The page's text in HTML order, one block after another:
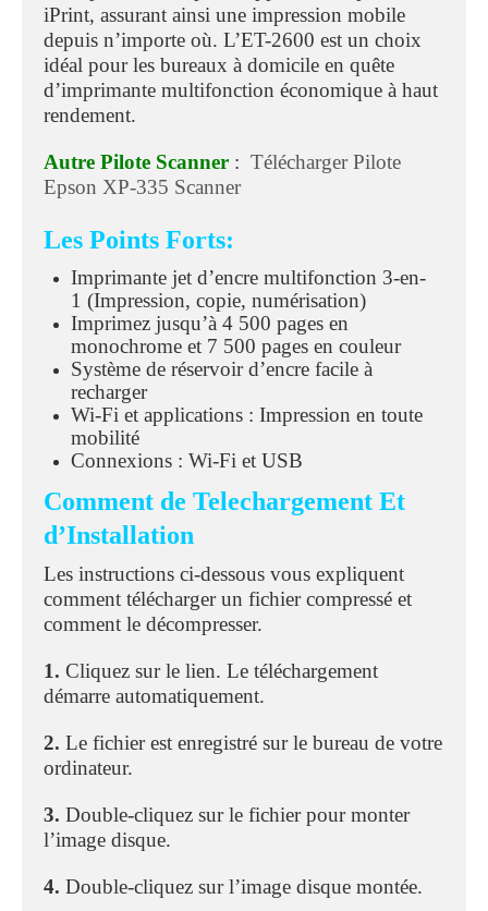
iPrint, assurant ainsi une impression mobile
depuis n’importe où. L’ET-2600 est un choix
idéal pour les bureaux à domicile en quête
d’imprimante multifonction économique à haut
rendement.
Autre Pilote Scanner : Télécharger Pilote
Epson XP-335 Scanner
Les Points Forts:
Imprimante jet d’encre multifonction 3-en-
1 (Impression, copie, numérisation)
Imprimez jusqu’à 4 500 pages en
monochrome et 7 500 pages en couleur
Système de réservoir d’encre facile à
recharger
Wi-Fi et applications : Impression en toute
mobilité
Connexions : Wi-Fi et USB
Comment de Telechargement Et
d’Installation
Les instructions ci-dessous vous expliquent
comment télécharger un fichier compressé et
comment le décompresser.
1. Cliquez sur le lien. Le téléchargement
démarre automatiquement.
2. Le fichier est enregistré sur le bureau de votre
ordinateur.
3. Double-cliquez sur le fichier pour monter
l’image disque.
4. Double-cliquez sur l’image disque montée.